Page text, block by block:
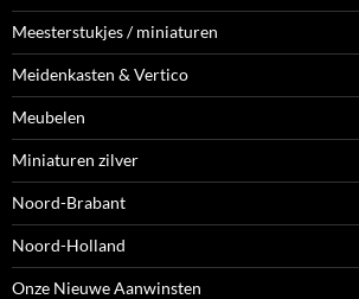
Meesterstukjes / miniaturen
Meidenkasten & Vertico
Meubelen
Miniaturen zilver
Noord-Brabant
Noord-Holland
Onze Nieuwe Aanwinsten